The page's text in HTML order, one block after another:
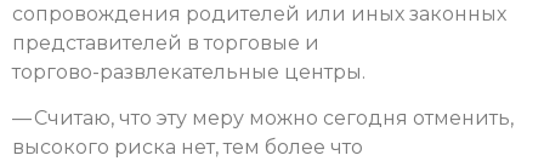
сопровождения родителей или иных законных
представителей в торговые и
торгово-развлекательные центры.
— Считаю, что эту меру можно сегодня отменить,
высокого риска нет, тем более что